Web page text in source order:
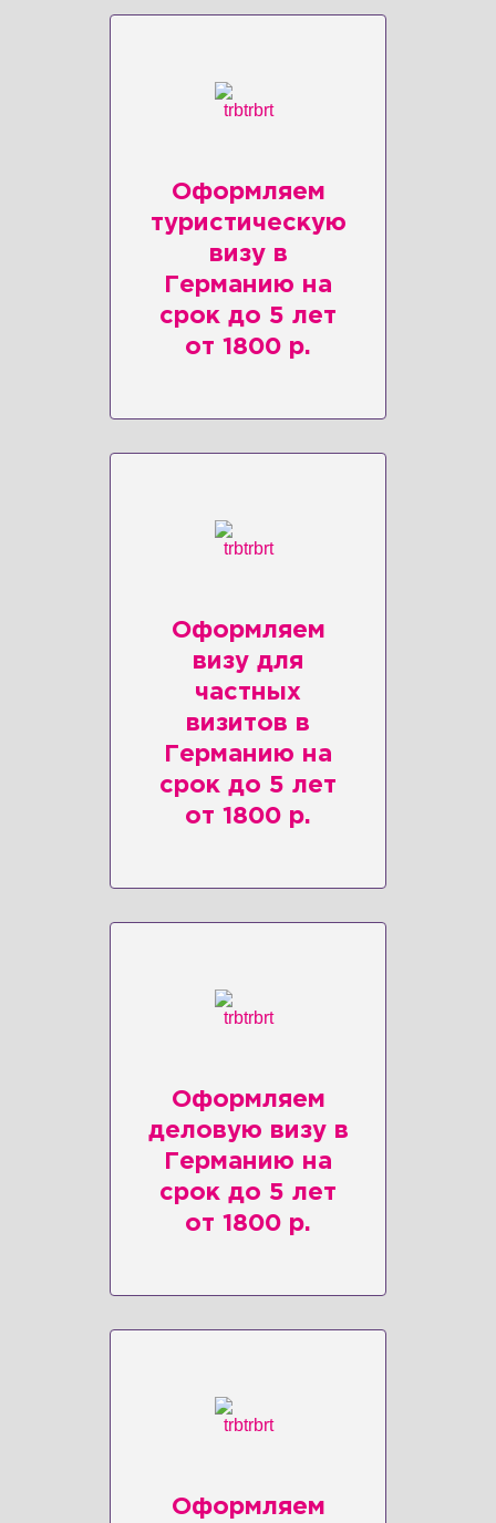
Оформляем
туристическую
визу в
Германию на
срок до 5 лет
от 1800 р.
Оформляем
визу для
частных
визитов в
Германию на
срок до 5 лет
от 1800 р.
Оформляем
деловую визу в
Германию на
срок до 5 лет
от 1800 р.
Оформляем